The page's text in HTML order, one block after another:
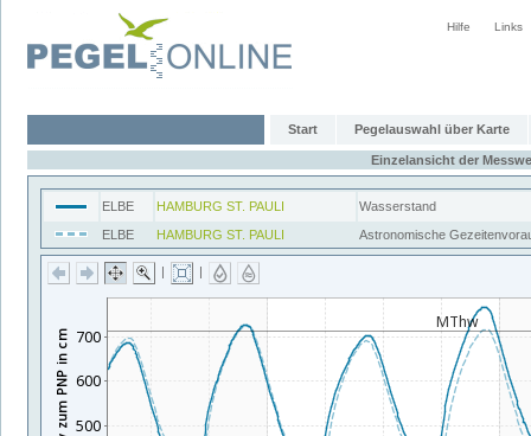
Hilfe Links
Start Pegelauswahl über Karte
Einzelansicht der
ELBE HAMBURG ST. PAULI
Wasserstand
ELBE
HAMBURG ST. PAULI Astronomische
| |